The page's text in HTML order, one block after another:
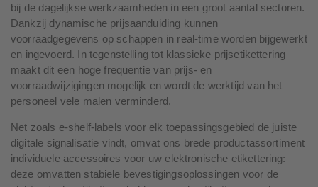
bij de dagelijkse werkzaamheden in een groot aantal sectoren.
Dankzij dynamische prijsaanduiding kunnen
voorraadgegevens op schappen in real-time worden bijgewerkt
en ingevoerd. In tegenstelling tot klassieke prijsetikettering
maakt dit een hoge frequentie van prijs- en
voorraadwijzigingen mogelijk en wordt de werktijd van het
personeel vele malen verminderd.
Net zoals e-shelf-labels voor elk toepassingsgebied de juiste
digitale signalisatie vindt, omvat ons brede productassortiment
individuele accessoires voor uw elektronische etikettering:
deze omvatten stabiele bevestigingsoplossingen voor de